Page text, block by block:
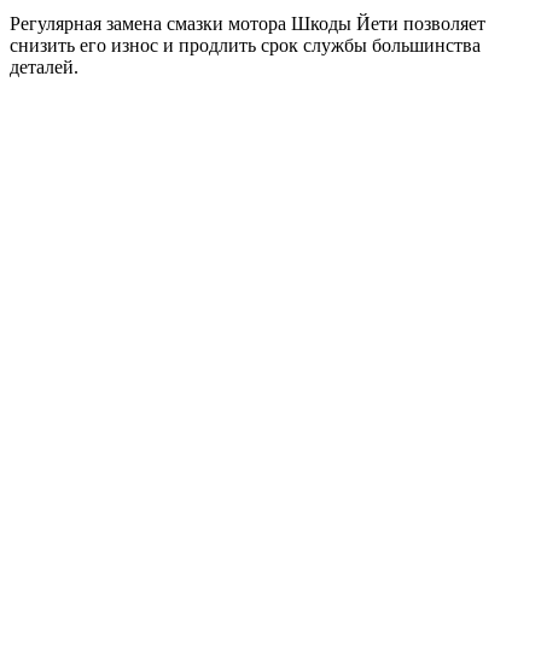
Регулярная замена смазки мотора Шкоды Йети позволяет
снизить его износ и продлить срок службы большинства
деталей.